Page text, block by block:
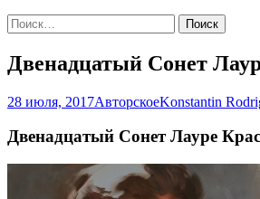
Найти:
Двенадцатый Сонет
28 июля, 2017АвторскоеKonstantin
Двенадцатый Сонет Лауре